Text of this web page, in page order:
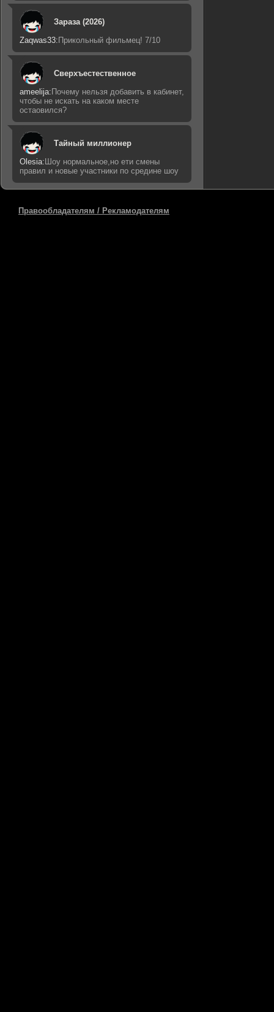
Зараза (2026)
Zaqwas33: Прикольный фильмец! 7/10
Сверхъестественное
ameelija: Почему нельзя добавить в кабинет,
чтобы не искать на каком месте
остаовился?
Тайный миллионер
Olesia: Шоу нормальное,но ети смены
правил и новые участники по средине шоу
Правообладателям / Рекламодателям